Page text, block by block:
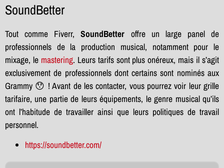
SoundBetter
Tout comme Fiverr,SoundBetter offre un large panel de
professionnels de la production musical, notamment pour le
mixage, le mastering. Leurs tarifs sont plus onéreux, mais il s’agit
exclusivement de professionnels dont certains sont nominés aux
Grammy 😯 ! Avant de les contacter, vous pourrez voir leur grille
tarifaire, une partie de leurs équipements, le genre musical qu’ils
ont l’habitude de travailler ainsi que leurs politiques de travail
personnel.
https://soundbetter.com/